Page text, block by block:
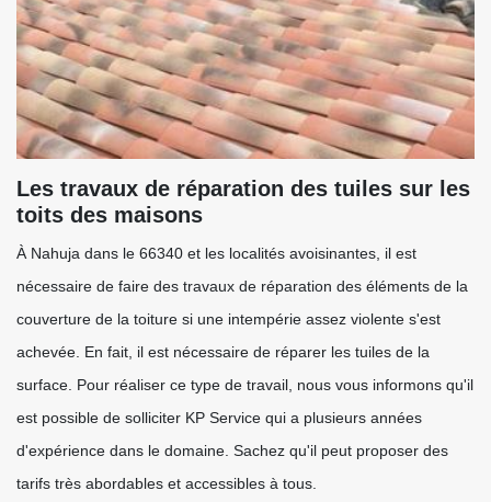
Les travaux de réparation des tuiles sur les
toits des maisons
À Nahuja dans le 66340 et les localités avoisinantes, il est
nécessaire de faire des travaux de réparation des éléments de la
couverture de la toiture si une intempérie assez violente s'est
achevée. En fait, il est nécessaire de réparer les tuiles de la
surface. Pour réaliser ce type de travail, nous vous informons qu'il
est possible de solliciter KP Service qui a plusieurs années
d'expérience dans le domaine. Sachez qu'il peut proposer des
tarifs très abordables et accessibles à tous.